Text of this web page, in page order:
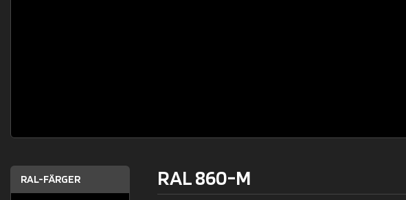
RAL-FÄRGER RAL 860-M